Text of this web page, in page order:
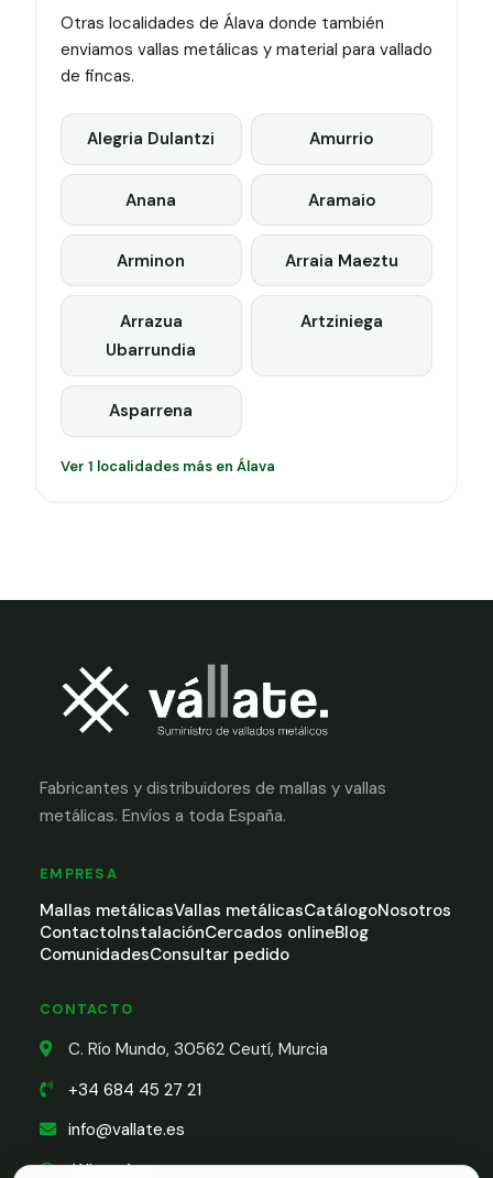
Otras localidades de Álava donde también
enviamos vallas metálicas y material para vallado
de fincas.
Alegria Dulantzi Amurrio
Anana Aramaio
Arminon Arraia Maeztu
Arrazua
Ubarrundia
Artziniega
Asparrena
Ver 1 localidades más en Álava
Fabricantes y distribuidores de mallas y vallas
metálicas. Envíos a toda España.
EMPRESA
Mallas metálicasVallas metálicasCatálogoNosotros
ContactoInstalaciónCercados onlineBlog
ComunidadesConsultar pedido
CONTACTO
C. Río Mundo, 30562 Ceutí, Murcia
+34 684 45 27 21
info@vallate.es
WhatsApp